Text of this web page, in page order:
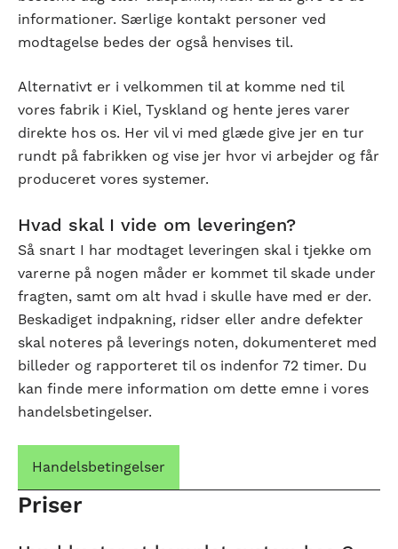
informationer. Særlige kontakt personer ved
modtagelse bedes der også henvises til.
Alternativt er i velkommen til at komme ned til
vores fabrik i Kiel, Tyskland og hente jeres varer
direkte hos os. Her vil vi med glæde give jer en tur
rundt på fabrikken og vise jer hvor vi arbejder og får
produceret vores systemer.
Hvad skal I vide om leveringen?
Så snart I har modtaget leveringen skal i tjekke om
varerne på nogen måder er kommet til skade under
fragten, samt om alt hvad i skulle have med er der.
Beskadiget indpakning, ridser eller andre defekter
skal noteres på leverings noten, dokumenteret med
billeder og rapporteret til os indenfor 72 timer. Du
kan finde mere information om dette emne i vores
handelsbetingelser.
Handelsbetingelser
Priser